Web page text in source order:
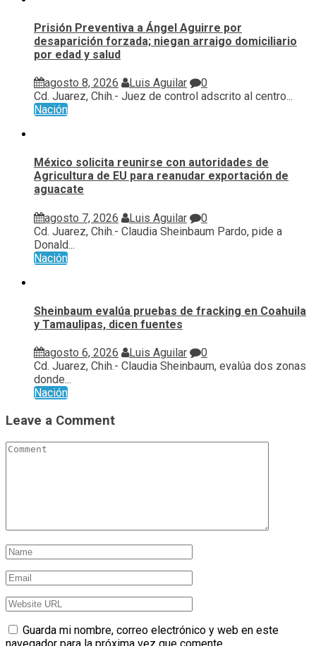
Prisión Preventiva a Ángel Aguirre por
desaparición forzada; niegan arraigo domiciliario
por edad y salud
agosto 8, 2026 Luis Aguilar
0
Cd. Juarez, Chih.- Juez de control adscrito al centro...
Nación
México solicita reunirse con autoridades de
Agricultura de EU para reanudar exportación de
aguacate
agosto 7, 2026 Luis Aguilar
0
Cd. Juarez, Chih.- Claudia Sheinbaum Pardo, pide a
Donald...
Nación
Sheinbaum evalúa pruebas de fracking en Coahuila
y Tamaulipas, dicen fuentes
agosto 6, 2026 Luis Aguilar
0
Cd. Juarez, Chih.- Claudia Sheinbaum, evalúa ⁠dos zonas
donde...
Nación
Leave a Comment
Guarda mi nombre, correo electrónico y web en este
navegador para la próxima vez que comente.